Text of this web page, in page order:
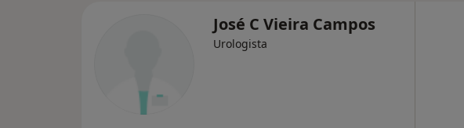
José C Vieira Campos
Urologista